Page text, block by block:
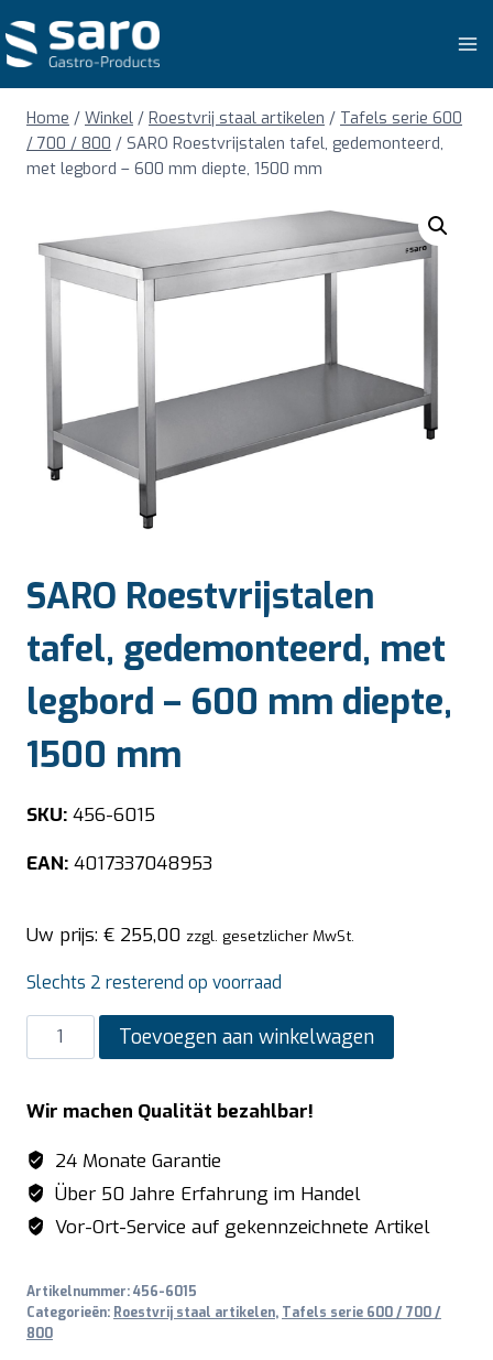
naar
inhoud
Home / Winkel / Roestvrij staal artikelen / Tafels serie 600
/ 700 / 800 / SARO Roestvrijstalen tafel, gedemonteerd,
met legbord – 600 mm diepte, 1500 mm
SARO Roestvrijstalen
tafel, gedemonteerd, met
legbord – 600 mm diepte,
1500 mm
SKU: 456-6015
EAN: 4017337048953
Uw prijs: € 255,00 zzgl. gesetzlicher MwSt.
Slechts 2 resterend op voorraad
SARO
Roestvrijstalen
gedemonteerd,
met
legbord
-
600
diepte,
1500
Toevoegen aan winkelwagen
Wir machen Qualität bezahlbar!
24 Monate Garantie
Über 50 Jahre Erfahrung im Handel
Vor-Ort-Service auf gekennzeichnete Artikel
Artikelnummer:456-6015
Categorieën: Roestvrij staal artikelen, Tafels serie 600 / 700 /
800